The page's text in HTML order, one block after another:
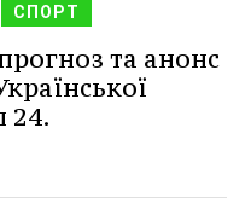
СПОРТ
та анонс
24.